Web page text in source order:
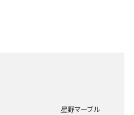
星野マーブル